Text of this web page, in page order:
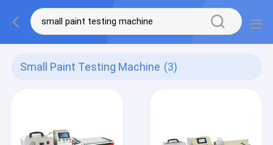
Small Paint Testing Machine (3)